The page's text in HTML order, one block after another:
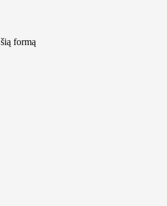
šią formą